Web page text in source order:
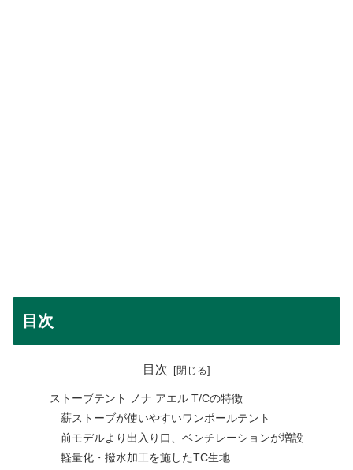
目次
目次
ストーブテント ノナ アエル T/Cの特徴
薪ストーブが使いやすいワンポールテント
前モデルより出入り口、ベンチレーションが増設
軽量化・撥水加工を施したTC生地